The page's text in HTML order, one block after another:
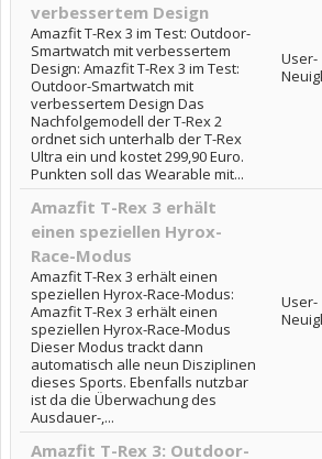
verbessertem Design
Amazfit T-Rex 3 im Test: Outdoor-
Smartwatch mit verbessertem
Design: Amazfit T-Rex 3 im Test:
Outdoor-Smartwatch mit
verbessertem Design Das
Nachfolgemodell der T-Rex 2
ordnet sich unterhalb der T-Rex
Ultra ein und kostet 299,90 Euro.
Punkten soll das Wearable mit...
User-
Amazfit T-Rex 3 erhält
einen speziellen Hyrox-
Race-Modus
Amazfit T-Rex 3 erhält einen
speziellen Hyrox-Race-Modus:
Amazfit T-Rex 3 erhält einen
speziellen Hyrox-Race-Modus
Dieser Modus trackt dann
automatisch alle neun Disziplinen
dieses Sports. Ebenfalls nutzbar
ist da die Überwachung des
Ausdauer-,...
User-
Amazfit T-Rex 3: Outdoor-